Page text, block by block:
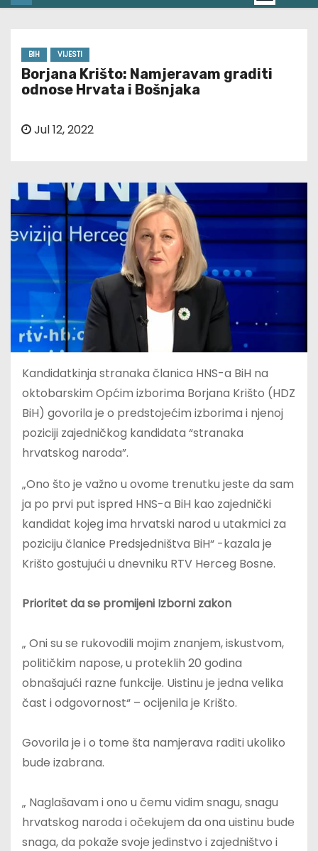
BIH VIJESTI
Borjana Krišto: Namjeravam graditi
odnose Hrvata i Bošnjaka
Jul 12, 2022
Kandidatkinja stranaka članica HNS-a BiH na
oktobarskim Općim izborima Borjana Krišto (HDZ
BiH) govorila je o predstojećim izborima i njenoj
poziciji zajedničkog kandidata “stranaka
hrvatskog naroda”.
„Ono što je važno u ovome trenutku jeste da sam
ja po prvi put ispred HNS-a BiH kao zajednički
kandidat kojeg ima hrvatski narod u utakmici za
poziciju članice Predsjedništva BiH“ -kazala je
Krišto gostujući u dnevniku RTV Herceg Bosne.
Prioritet da se promijeni Izborni zakon
„ Oni su se rukovodili mojim znanjem, iskustvom,
političkim napose, u proteklih 20 godina
obnašajući razne funkcije. Uistinu je jedna velika
čast i odgovornost“ – ocijenila je Krišto.
Govorila je i o tome šta namjerava raditi ukoliko
bude izabrana.
„ Naglašavam i ono u čemu vidim snagu, snagu
hrvatskog naroda i očekujem da ona uistinu bude
snaga, da pokaže svoje jedinstvo i zajedništvo i